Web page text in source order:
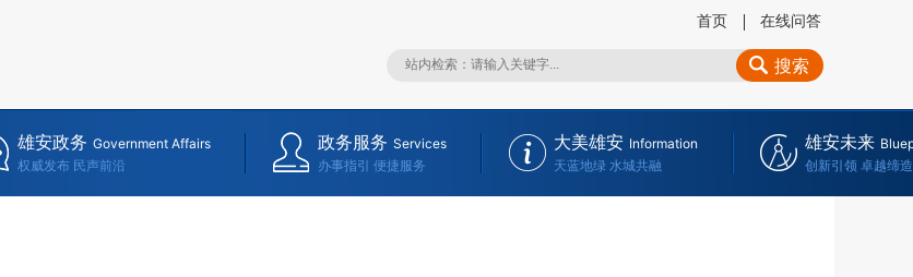
首页 在线问答
搜索
雄安政务 Government Affairs
权威发布 民声前沿
政务服务 Services
办事指引 便捷服务
大美雄安 Information
天蓝地绿 水城共融
雄安未来
创新引领 卓越缔造